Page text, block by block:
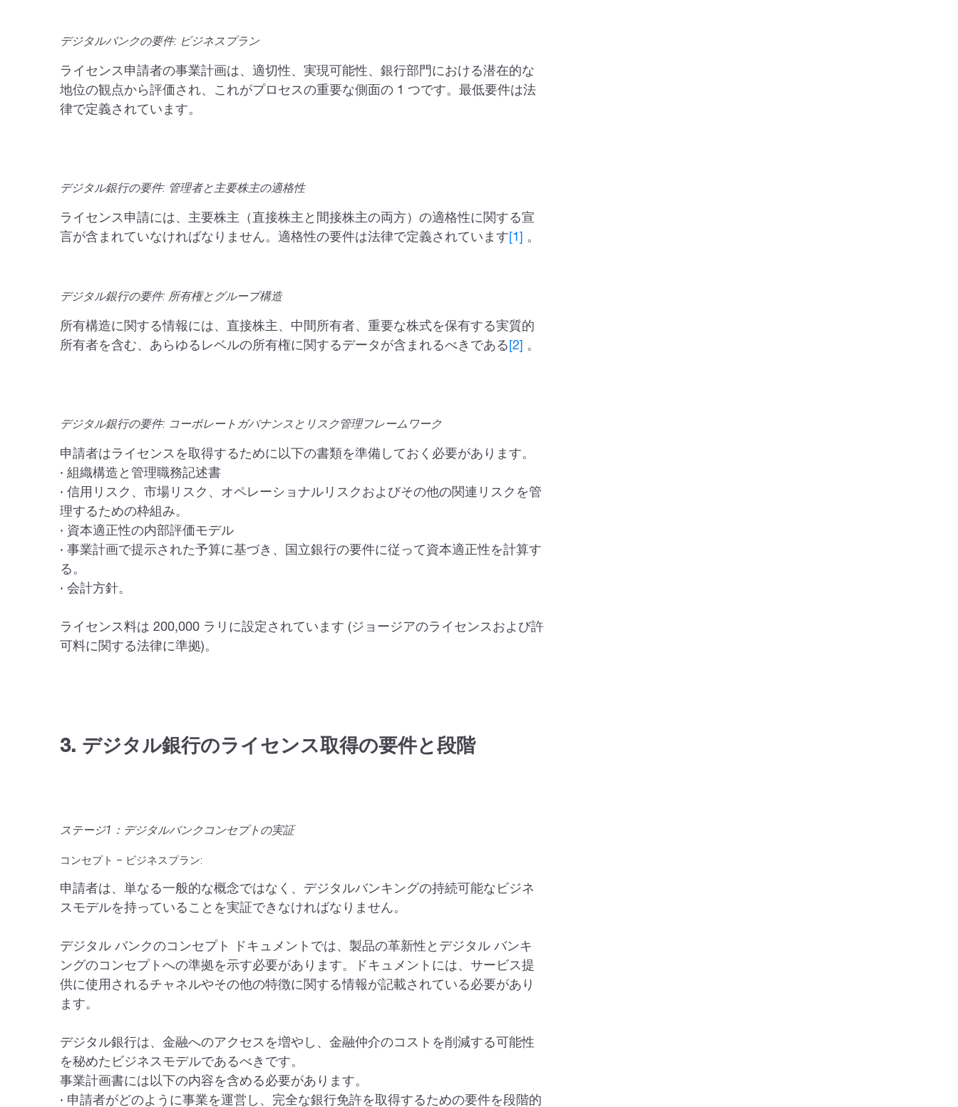
デジタルバンクの要件: ビジネスプラン
ライセンス申請者の事業計画は、適切性、実現可能性、銀行部門における潜在的な
地位の観点から評価され、これがプロセスの重要な側面の 1 つです。最低要件は法
律で定義されています。
デジタル銀行の要件: 管理者と主要株主の適格性
ライセンス申請には、主要株主（直接株主と間接株主の両方）の適格性に関する宣
言が含まれていなければなりません。適格性の要件は法律で定義されています [1] 。
デジタル銀行の要件: 所有権とグループ構造
所有構造に関する情報には、直接株主、中間所有者、重要な株式を保有する実質的
所有者を含む、あらゆるレベルの所有権に関するデータが含まれるべきである [2] 。
デジタル銀行の要件: コーポレートガバナンスとリスク管理フレームワーク
申請者はライセンスを取得するために以下の書類を準備しておく必要があります。
· 組織構造と管理職務記述書
· 信用リスク、市場リスク、オペレーショナルリスクおよびその他の関連リスクを管
理するための枠組み。
· 資本適正性の内部評価モデル
· 事業計画で提示された予算に基づき、国立銀行の要件に従って資本適正性を計算す
る。
· 会計方針。
ライセンス料は 200,000 ラリに設定されています (ジョージアのライセンスおよび許
可料に関する法律に準拠)。
3. デジタル銀行のライセンス取得の要件と段階
ステージ1：デジタルバンクコンセプトの実証
コンセプト – ビジネスプラン:
申請者は、単なる一般的な概念ではなく、デジタルバンキングの持続可能なビジネ
スモデルを持っていることを実証できなければなりません。
デジタル バンクのコンセプト ドキュメントでは、製品の革新性とデジタル バンキ
ングのコンセプトへの準拠を示す必要があります。ドキュメントには、サービス提
供に使用されるチャネルやその他の特徴に関する情報が記載されている必要があり
ます。
デジタル銀行は、金融へのアクセスを増やし、金融仲介のコストを削減する可能性
を秘めたビジネスモデルであるべきです。
事業計画書には以下の内容を含める必要があります。
· 申請者がどのように事業を運営し、完全な銀行免許を取得するための要件を段階的